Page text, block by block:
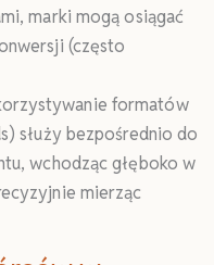
marki mogą osiągać
(często
formatów
służy bezpośrednio do
wchodząc głęboko w
mierząc